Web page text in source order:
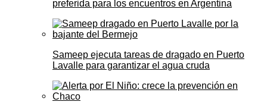
preferida para los encuentros en Argentina
Sameep ejecuta tareas de dragado en Puerto
Lavalle para garantizar el agua cruda